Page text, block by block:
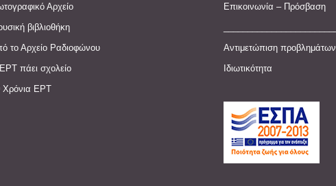
Αρχείο
βιβλιοθήκη
το Αρχείο Ραδιοφώνου
πάει σχολείο
Χρόνια ΕΡΤ
Επικοινωνία – Πρόσβαση
Αντιμετώπιση προβλημάτων
Ιδιωτικότητα